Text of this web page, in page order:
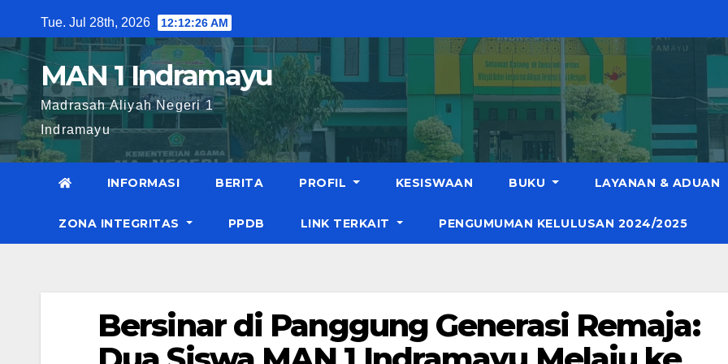
to
content
Tue. Jul 28th, 2026 12:12:27 AM
MAN 1 Indramayu
Madrasah Aliyah Negeri 1
Indramayu
INFORMASI BERITA PROFIL KESISWAAN BUKU LAYANAN & ADUAN
ZONA INTEGRITAS PPDB LINK TERKAIT PENGUMUMAN KELULUSAN 2024/2025
Bersinar di Panggung Generasi Remaja: